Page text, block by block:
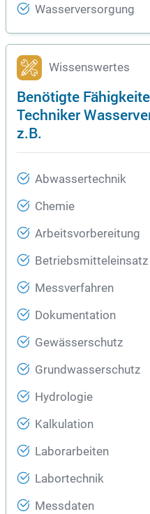
Wasserversorgung
Wissenswertes
Benötigte
Techniker
z.B.
Abwassertechnik
Chemie
Arbeitsvorbereitung
Betriebsmitteleinsatz
Messverfahren
Dokumentation
Gewässerschutz
Grundwasserschutz
Hydrologie
Kalkulation
Laborarbeiten
Labortechnik
Messdaten